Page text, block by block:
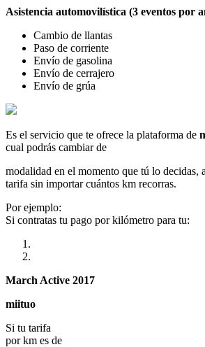
Asistencia automovilística (3 eventos por
Cambio de llantas
Paso de corriente
Envío de gasolina
Envío de cerrajero
Envío de grúa
Es el servicio que te ofrece la plataforma de
cual podrás cambiar de
modalidad en el momento que tú lo decidas,
tarifa sin importar cuántos km recorras.
Por ejemplo:
Si contratas tu pago por kilómetro para tu:
March Active 2017
miituo
Si tu tarifa
por km es de